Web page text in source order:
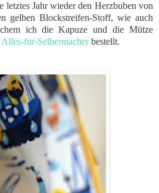
letztes Jahr wieder den Herzbuben von
gelben Blockstreifen-Stoff, wie auch
ich die Kapuze und die Mütze
Alles-für-Selbermacherbestellt.